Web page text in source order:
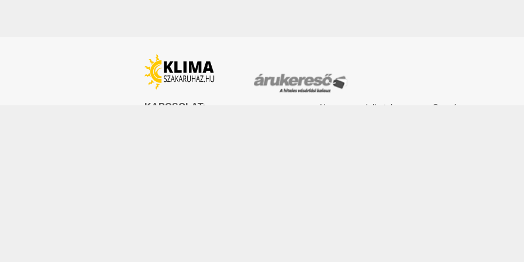
KAPCSOLAT:
Hogyan rendelhetek
Szervíz